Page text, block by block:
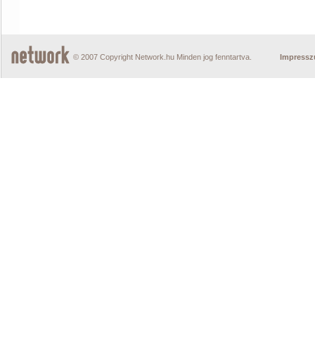
© 2007 Copyright Network.hu Minden jog fenntartva.